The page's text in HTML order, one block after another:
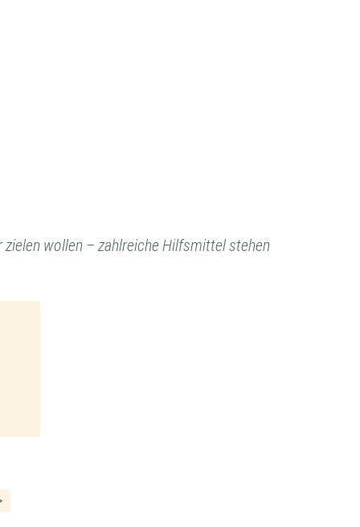
zielen wollen – zahlreiche Hilfsmittel stehen